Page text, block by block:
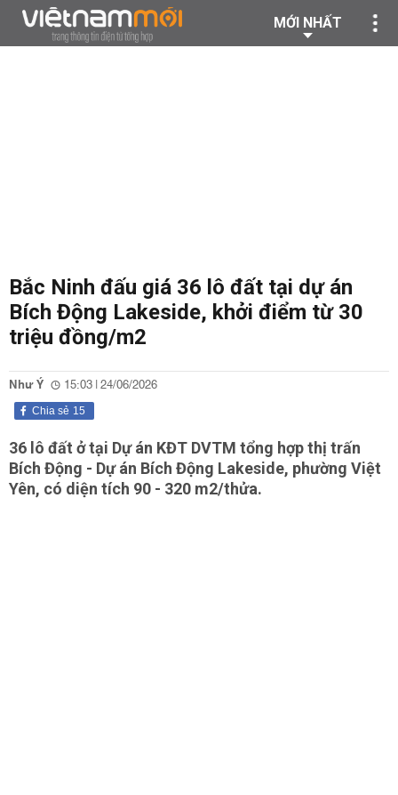
MỚI NHẤT
Bắc Ninh đấu giá 36 lô đất tại dự án
Bích Động Lakeside, khởi điểm từ 30
triệu đồng/m2
Như Ý 15:03 | 24/06/2026
15
Chia sẻ
36 lô đất ở tại Dự án KĐT DVTM tổng hợp thị trấn
Bích Động - Dự án Bích Động Lakeside, phường Việt
Yên, có diện tích 90 - 320 m2/thửa.